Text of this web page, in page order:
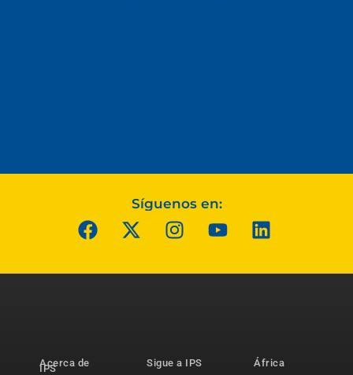
Síguenos en:
Acerca de
IPS
Sigue a IPS
África